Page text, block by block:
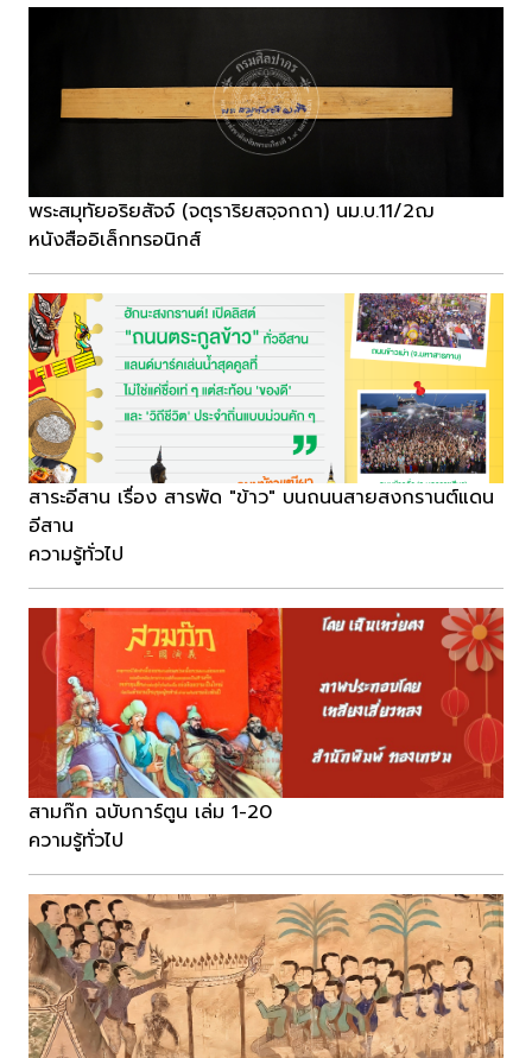
พระสมุทัยอริยสัจจ์ (จตุราริยสจฺจกถา) นม.บ.11/2ฌ
หนังสืออิเล็กทรอนิกส์
สาระอีสาน เรื่อง สารพัด "ข้าว" บนถนนสายสงกรานต์แดน
อีสาน
ความรู้ทั่วไป
สามก๊ก ฉบับการ์ตูน เล่ม 1-20
ความรู้ทั่วไป